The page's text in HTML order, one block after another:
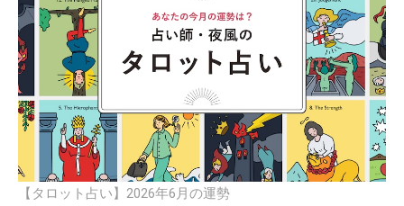
【タロット占い】2026年6月の運勢